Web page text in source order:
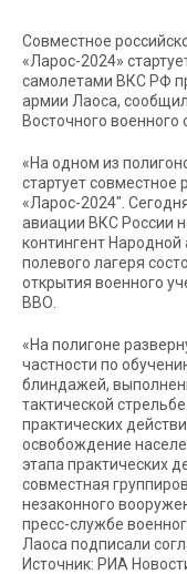
Совместное
«Ларос-2024»
самолетами ВКС РФ
армии Лаоса,
Восточного военного
«На одном из
стартует совместное
«Ларос-2024″.
авиации ВКС России
контингент
полевого лагеря
открытия военного
ВВО.
«На полигоне
частности по
блиндажей,
тактической
практических
освобождение
этапа практических
совместная
незаконного
пресс-службе
Лаоса подписали
Источник: РИА